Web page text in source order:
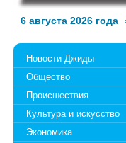
6 августа 2026 года
Новости Джиды
Общество
Происшествия
Культура и искусство
Экономика